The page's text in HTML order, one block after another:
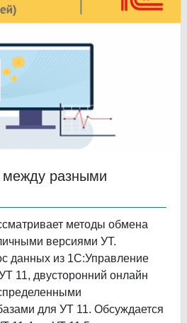
разными
методы обмена
версиями УТ.
данных из 1С:Управление
11, двусторонний онлайн
для УТ 11. Обсуждается